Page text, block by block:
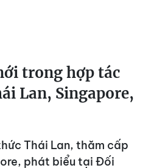
trong hợp tác
Lan, Singapore,
Thái Lan, thăm cấp
phát biểu tại Đối